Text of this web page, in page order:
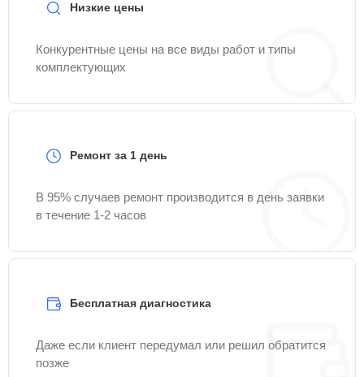
Низкие цены
Конкурентные цены на все виды работ и типы
комплектующих
Ремонт за 1 день
В 95% случаев ремонт производится в день заявки
в течение 1-2 часов
Бесплатная диагностика
Даже если клиент передумал или решил обратится
позже